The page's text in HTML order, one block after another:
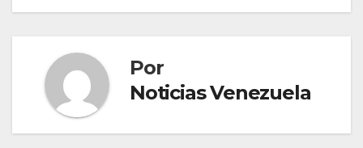
Por
Noticias Venezuela